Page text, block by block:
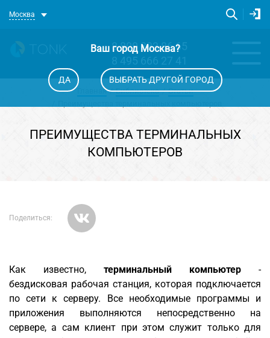
Москва
8 800 333 86 65
8 495 666 27 41
Ваш город Москва?
ДА ВЫБРАТЬ ДРУГОЙ ГОРОД
Главная Библиотека
Статьи
ПРЕИМУЩЕСТВА ТЕРМИНАЛЬНЫХ
КОМПЬЮТЕРОВ
Поделиться:
Как известно, терминальный компьютер -
бездисковая рабочая станция, которая подключается
по сети к серверу. Все необходимые программы и
приложения выполняются непосредственно на
сервере, а сам клиент при этом служит только для